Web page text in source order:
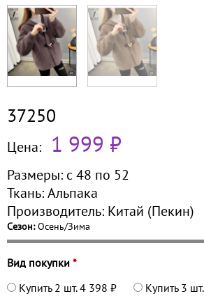
37250
Цена: 1 999 ₽
Размеры: с 48 по 52
Ткань:Альпака
Производитель: Китай (Пекин)
Сезон:Осень/Зима
Вид покупки *
Купить 2 шт. 4 398 ₽ Купить 3 шт.